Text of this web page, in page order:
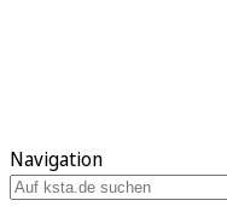
Navigation